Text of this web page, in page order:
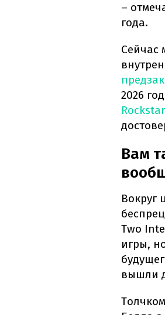
–
года.
Сейчас
2026
Вам
Вокруг
Two
игры,
вышли